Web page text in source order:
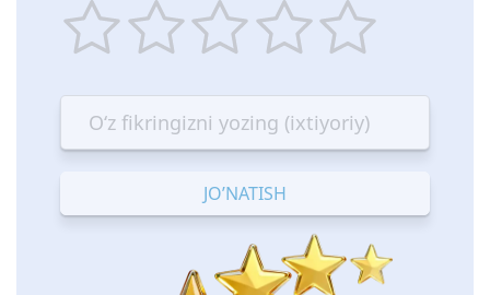
star
Terrible
stars
—
Bad
stars
—
OK
stars
—
Good
stars
—
Excellent